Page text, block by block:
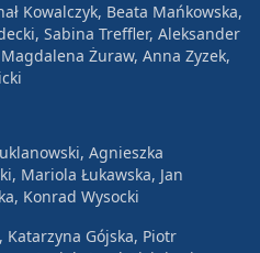
Kowalczyk, Beata Mańkowska,
Sabina Treffler, Aleksander
Żuraw, Anna Zyzek,
Agnieszka
Mariola Łukawska, Jan
Konrad Wysocki
Katarzyna Gójska, Piotr